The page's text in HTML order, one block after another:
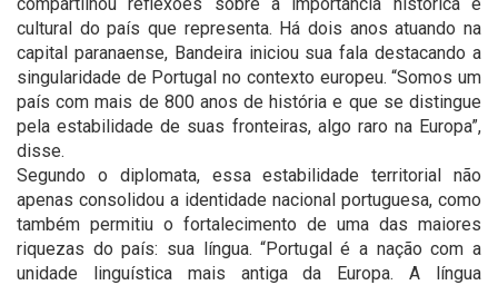
cultural do país que representa. Há dois anos atuando na
capital paranaense, Bandeira iniciou sua fala destacando a
singularidade de Portugal no contexto europeu. “Somos um
país com mais de 800 anos de história e que se distingue
pela estabilidade de suas fronteiras, algo raro na Europa”,
disse.
Segundo o diplomata, essa estabilidade territorial não
apenas consolidou a identidade nacional portuguesa, como
também permitiu o fortalecimento de uma das maiores
riquezas do país: sua língua. “Portugal é a nação com a
unidade linguística mais antiga da Europa. A língua